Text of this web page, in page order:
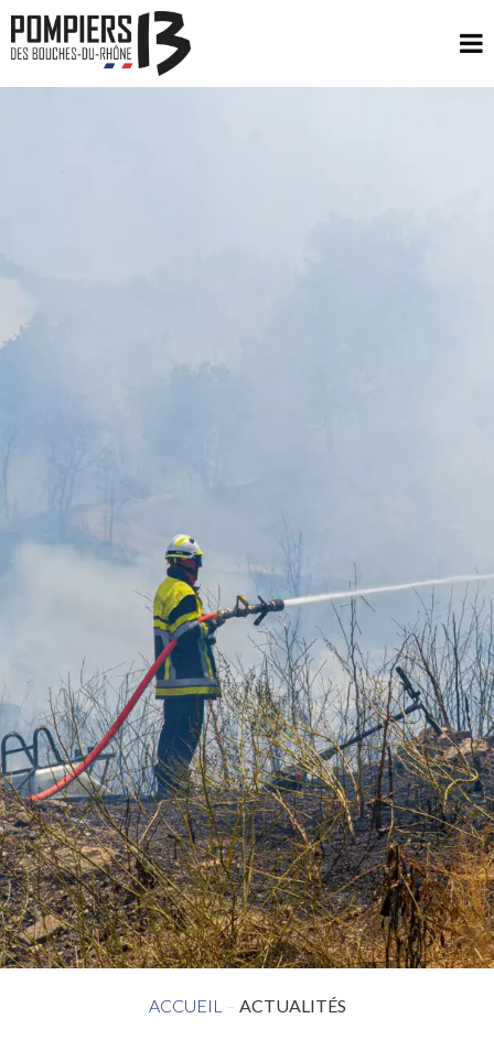
ACCUEIL – ACTUALITÉS